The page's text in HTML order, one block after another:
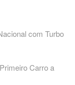
com Turbo
Carro a